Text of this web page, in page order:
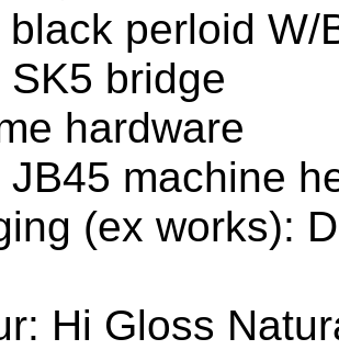
black perloid W/
SK5 bridge
hardware
JB45 machine
(ex works):
Hi Gloss